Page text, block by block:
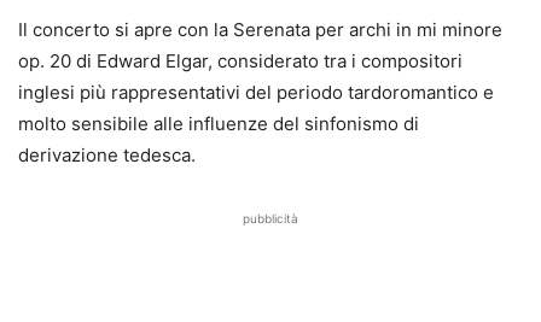
Il concerto si apre con la Serenata per archi in mi minore
op. 20 di Edward Elgar, considerato tra i compositori
inglesi più rappresentativi del periodo tardoromantico e
molto sensibile alle influenze del sinfonismo di
derivazione tedesca.
pubblicità